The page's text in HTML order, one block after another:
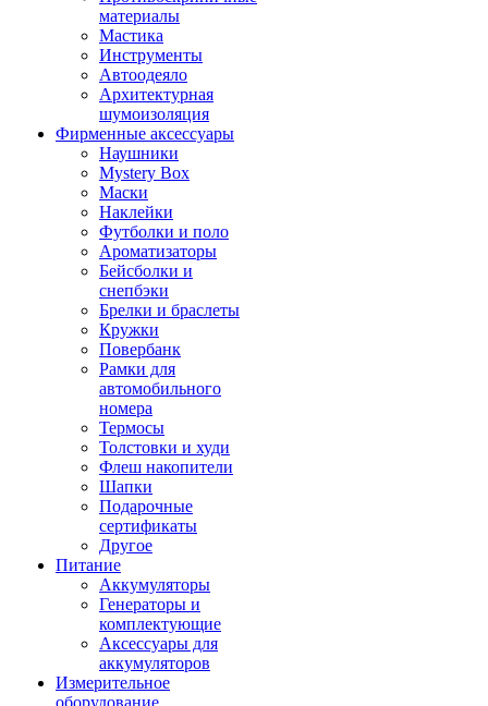
материалы
Мастика
Инструменты
Автоодеяло
Архитектурная
шумоизоляция
Фирменные аксессуары
Наушники
Mystery Box
Маски
Наклейки
Футболки и поло
Ароматизаторы
Бейсболки и
снепбэки
Брелки и браслеты
Кружки
Повербанк
Рамки для
автомобильного
номера
Термосы
Толстовки и худи
Флеш накопители
Шапки
Подарочные
сертификаты
Другое
Питание
Аккумуляторы
Генераторы и
комплектующие
Аксессуары для
аккумуляторов
Измерительное
оборудование